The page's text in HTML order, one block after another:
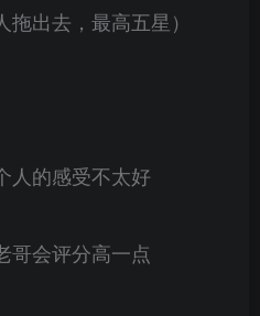
拖出去，最高五星）
人的感受不太好
哥会评分高一点